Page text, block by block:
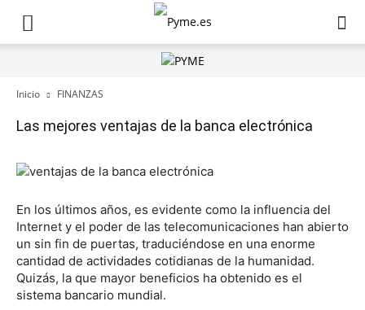
Inicio FINANZAS
Las mejores ventajas de la banca electrónica
En los últimos años, es evidente como la influencia del
Internet y el poder de las telecomunicaciones han abierto
un sin fin de puertas, traduciéndose en una enorme
cantidad de actividades cotidianas de la humanidad.
Quizás, la que mayor beneficios ha obtenido es el
sistema bancario mundial.